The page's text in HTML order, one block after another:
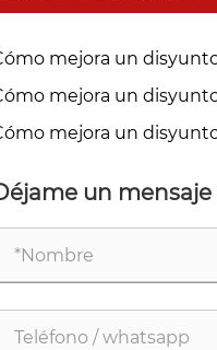
mejora un
la seguridad de la
mejora un
de 24 kV la
mejora un
tensión?un mensaje